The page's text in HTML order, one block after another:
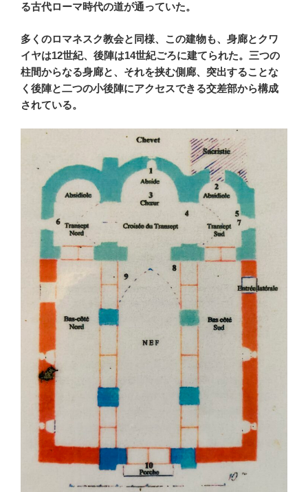
る古代ローマ時代の道が通っていた。
多くのロマネスク教会と同様、この建物も、身廊とクワ
イヤは12世紀、後陣は14世紀ごろに建てられた。三つの
柱間からなる身廊と、それを挟む側廊、突出することな
く後陣と二つの小後陣にアクセスできる交差部から構成
されている。